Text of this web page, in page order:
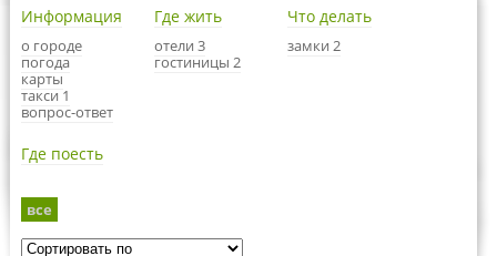
Информация
о городе
погода
карты
такси 1
вопрос-ответ
Где жить
отели 3
гостиницы 2
Что делать
замки 2
Где поесть
все